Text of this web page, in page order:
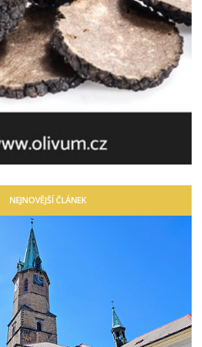
NEJNOVĚJŠÍ ČLÁNEK